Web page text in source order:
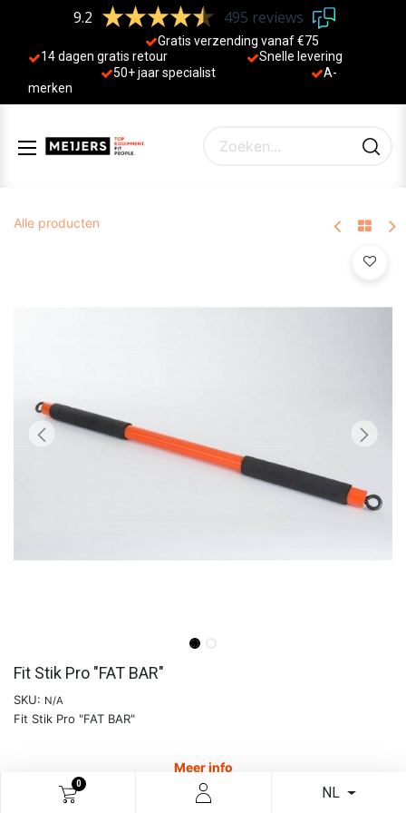
0
NL
9.2 495 reviews
Gratis verzending vanaf €75
14 dagen gratis retour
Sne lle levering
50+ jaar specialist
A-
merken
Alle producten
Fit Stik Pro "FAT BAR"
SKU: N/A
Fit Stik Pro "FAT BAR"
Meer info
183,43